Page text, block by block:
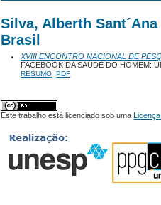
Silva, Alberth
Brasil
XVIII ENCONTRO NACIONAL DE
FACEBOOK DA SAÚDE DO HOMEM:
RESUMO PDF
Este trabalho está licenciado sob uma